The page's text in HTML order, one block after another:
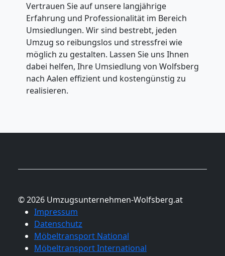
Vertrauen Sie auf unsere langjährige
Erfahrung und Professionalität im Bereich
Umsiedlungen. Wir sind bestrebt, jeden
Umzug so reibungslos und stressfrei wie
möglich zu gestalten. Lassen Sie uns Ihnen
dabei helfen, Ihre Umsiedlung von Wolfsberg
nach Aalen effizient und kostengünstig zu
realisieren.
© 2026 Umzugsunternehmen-Wolfsberg.at
Impressum
Datenschutz
Möbeltransport National
Möbeltransport International